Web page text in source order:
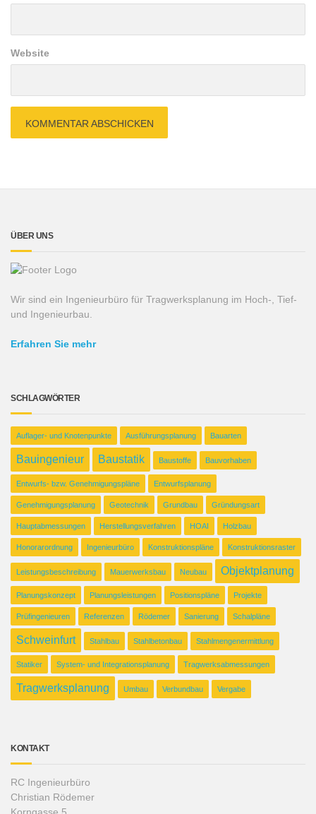
Website
ÜBER UNS
Wir sind ein Ingenieurbüro für Tragwerksplanung im Hoch-, Tief-
und Ingenieurbau.
Erfahren Sie mehr
SCHLAGWÖRTER
Auflager- und Knotenpunkte Ausführungsplanung Bauarten
Bauingenieur Baustatik Baustoffe Bauvorhaben
Entwurfs- bzw. Genehmigungspläne Entwurfsplanung
Genehmigungsplanung Geotechnik Grundbau Gründungsart
Hauptabmessungen Herstellungsverfahren HOAI Holzbau
Honorarordnung Ingenieurbüro Konstruktionspläne Konstruktionsraster
Leistungsbeschreibung Mauerwerksbau Neubau Objektplanung
Planungskonzept Planungsleistungen Positionspläne Projekte
Prüfingenieuren Referenzen Rödemer Sanierung Schalpläne
Schweinfurt Stahlbau Stahlbetonbau Stahlmengenermittlung
Statiker System- und Integrationsplanung Tragwerksabmessungen
Tragwerksplanung Umbau Verbundbau Vergabe
KONTAKT
RC Ingenieurbüro
Christian Rödemer